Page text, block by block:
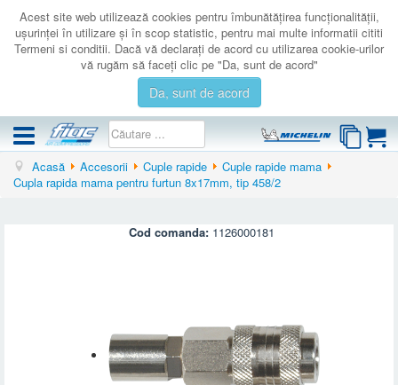
Acest site web utilizează cookies pentru îmbunătăţirea funcţionalităţii,
uşurinţei în utilizare şi în scop statistic, pentru mai multe informatii cititi
Termeni si conditii. Dacă vă declaraţi de acord cu utilizarea cookie-urilor
vă rugăm să faceţi clic pe "Da, sunt de acord"
Da, sunt de acord
COMPRESOARE
AUTENTIFICARE
Acasă Accesorii Cuple rapide
Cuple rapide mama
Cupla rapida mama pentru furtun 8x17mm, tip 458/2
Cod comanda: 1126000181